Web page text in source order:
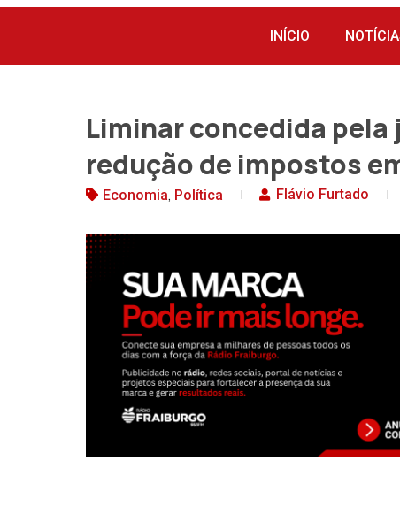
INÍCIO
Liminar concedida pela
redução de impostos
Economia, Política Flávio Furtado